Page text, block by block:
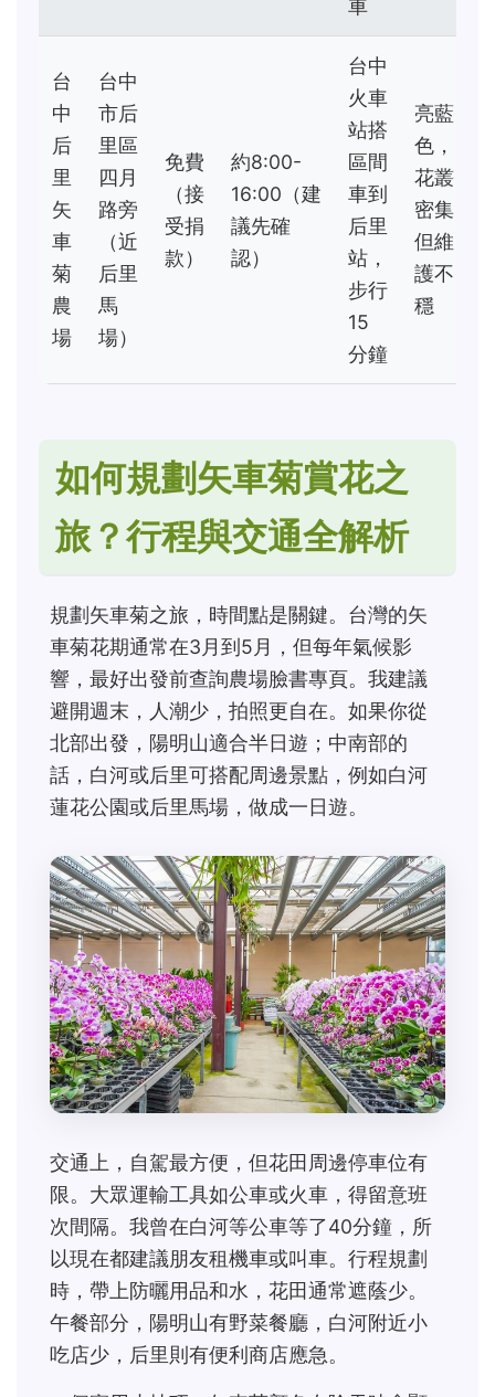
車
台
中
后
里
矢
車
菊
農
場
台中
市后
里區
四月
路旁
（近
后里
馬
場）
免費
（接
受捐
款）
約8:00-
16:00（建
議先確
認）
台中
火車
站搭
區間
車到
后里
站，
步行
15
分鐘
亮藍
色，
花叢
密集
但維
護不
穩
如何規劃矢車菊賞花之
旅？行程與交通全解析
規劃矢車菊之旅，時間點是關鍵。台灣的矢
車菊花期通常在3月到5月，但每年氣候影
響，最好出發前查詢農場臉書專頁。我建議
避開週末，人潮少，拍照更自在。如果你從
北部出發，陽明山適合半日遊；中南部的
話，白河或后里可搭配周邊景點，例如白河
蓮花公園或后里馬場，做成一日遊。
交通上，自駕最方便，但花田周邊停車位有
限。大眾運輸工具如公車或火車，得留意班
次間隔。我曾在白河等公車等了40分鐘，所
以現在都建議朋友租機車或叫車。行程規劃
時，帶上防曬用品和水，花田通常遮蔭少。
午餐部分，陽明山有野菜餐廳，白河附近小
吃店少，后里則有便利商店應急。